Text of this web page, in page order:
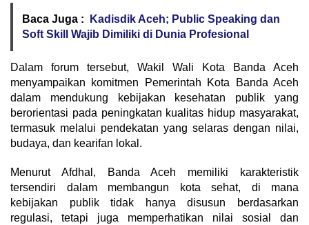
Baca Juga :
Kadisdik Aceh; Public Speaking dan
Soft Skill Wajib Dimiliki di Dunia Profesional
Dalam forum tersebut, Wakil Wali Kota Banda Aceh
menyampaikan komitmen Pemerintah Kota Banda Aceh
dalam mendukung kebijakan kesehatan publik yang
berorientasi pada peningkatan kualitas hidup masyarakat,
termasuk melalui pendekatan yang selaras dengan nilai,
budaya, dan kearifan lokal.
Menurut Afdhal, Banda Aceh memiliki karakteristik
tersendiri dalam membangun kota sehat, di mana
kebijakan publik tidak hanya disusun berdasarkan
regulasi, tetapi juga memperhatikan nilai sosial dan